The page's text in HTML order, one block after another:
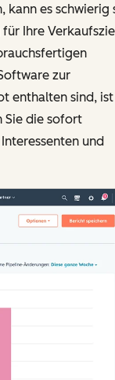
es schwierig
Ihre
zur
enthalten sind,
Sie die sofort
und